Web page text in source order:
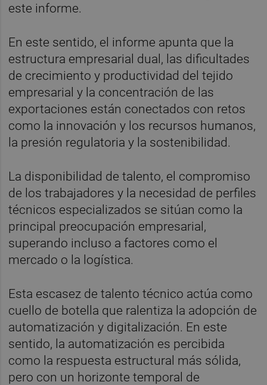
este informe.
En este sentido, el informe apunta que la
estructura empresarial dual, las dificultades
de crecimiento y productividad del tejido
empresarial y la concentración de las
exportaciones están conectados con retos
como la innovación y los recursos humanos,
la presión regulatoria y la sostenibilidad.
La disponibilidad de talento, el compromiso
de los trabajadores y la necesidad de perfiles
técnicos especializados se sitúan como la
principal preocupación empresarial,
superando incluso a factores como el
mercado o la logística.
Esta escasez de talento técnico actúa como
cuello de botella que ralentiza la adopción de
automatización y digitalización. En este
sentido, la automatización es percibida
como la respuesta estructural más sólida,
pero con un horizonte temporal de